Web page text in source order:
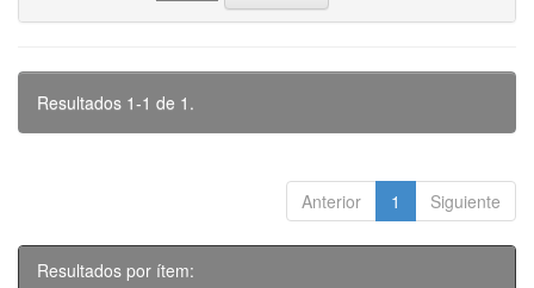
Resultados 1-1 de 1.
Anterior 1 Siguiente
Resultados por ítem: